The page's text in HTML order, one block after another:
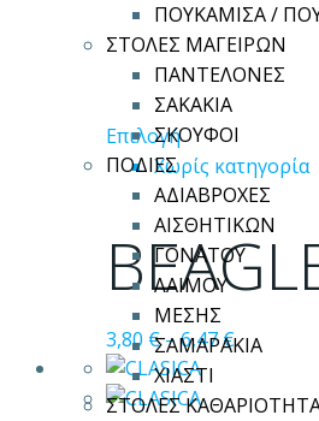
ΠΟΥΚΑΜΙΣΑ /
ΣΤΟΛΕΣ ΜΑΓΕΙΡΩΝ
ΠΑΝΤΕΛΟΝΕΣ
ΣΑΚΑΚΙΑ
ΣΚΟΥΦΟΙ
ΠΟΔΙΕΣ
ΑΔΙΑΒΡΟΧΕΣ
ΑΙΣΘΗΤΙΚΩΝ
ΓΟΝΑΤΟΥ
ΛΑΙΜΟΥ
ΜΕΣΗΣ
ΣΑΜΑΡΑΚΙΑ
ΧΙΑΣΤΙ
ΣΤΟΛΕΣ
ΕπιλογήΑυτό
το
προϊόν
έχει
πολλαπλές
παραλλαγές.
Οι
επιλογές
μπορούν
να
Χωρίς κατηγορία
3,80 € –6,47€Price
3,80 €